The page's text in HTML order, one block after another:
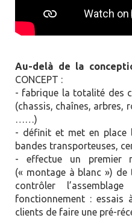
Au-delà de la
CONCEPT :
- fabrique la totalité des
(chassis, chaînes, arbres,
……)
- définit et met en place
bandes transporteuses,
- effectue un premier
(« montage à blanc »)
contrôler
fonctionnement : essais
clients de faire une pré-